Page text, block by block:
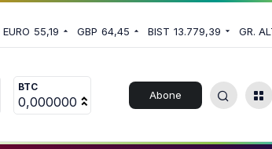
EURO 55,19 GBP 64,45 BIST 13.779,39 GR.
BTC
0,000000 Abone